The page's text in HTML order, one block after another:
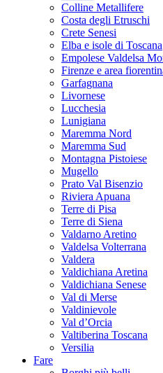
Colline Metallifere
Costa degli Etruschi
Crete Senesi
Elba e isole di Toscana
Empolese Valdelsa
Firenze e area
Garfagnana
Livornese
Lucchesia
Lunigiana
Maremma Nord
Maremma Sud
Montagna Pistoiese
Mugello
Prato Val Bisenzio
Riviera Apuana
Terre di Pisa
Terre di Siena
Valdarno Aretino
Valdelsa Volterrana
Valdera
Valdichiana Aretina
Valdichiana Senese
Val di Merse
Valdinievole
Val d’Orcia
Valtiberina Toscana
Versilia
Fare